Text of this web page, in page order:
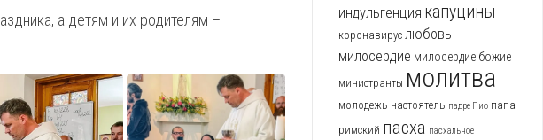
а детям и их родителям –
индульгенция капуцины
коронавирус любовь
милосердие милосердие божие
министранты молитва
молодежь настоятель падре Пио папа
римский пасха пасхальное